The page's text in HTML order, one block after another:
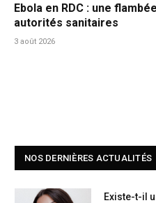
Ebola en RDC : une
autorités sanitaires
3 août 2026
NOS DERNIÈRES ACTUALITÉS
Existe-t-il